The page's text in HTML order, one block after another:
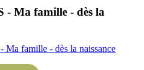
Ma famille - dès la
famille - dès la naissance